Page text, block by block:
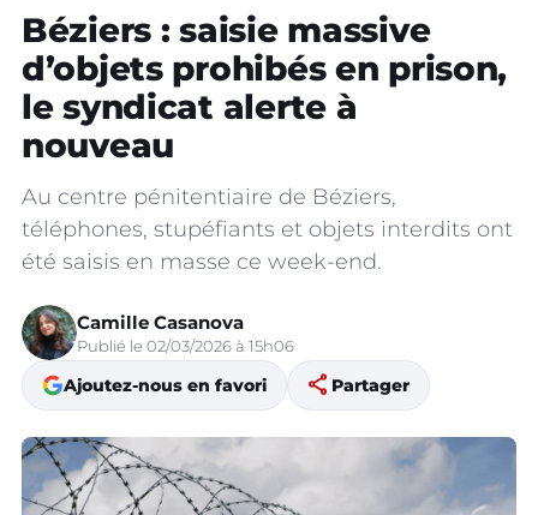
Béziers : saisie massive
d’objets prohibés en prison,
le syndicat alerte à
nouveau
Au centre pénitentiaire de Béziers,
téléphones, stupéfiants et objets interdits ont
été saisis en masse ce week-end.
Camille Casanova
Publié le 02/03/2026 à 15h06
Ajoutez-nous en favori share Partager